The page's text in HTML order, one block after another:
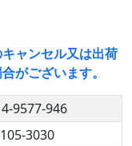
ャンセル又は出荷
がございます。
9577-946
105-3030